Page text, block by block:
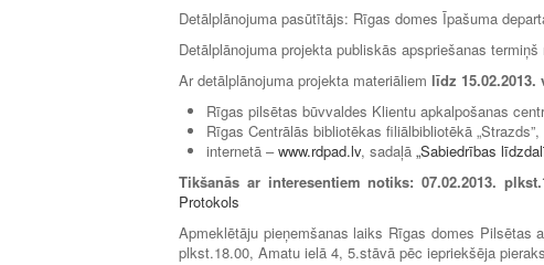
Detālplānojuma pasūtītājs: Rīgas domes Īpašuma
Detālplānojuma projekta publiskās apspriešanas
Ar detālplānojuma projekta materiāliem līdz 15.02.2013.
Rīgas pilsētas būvvaldes Klientu apkalpošanas
Rīgas Centrālās bibliotēkas filiālbibliotēkā
internetā –www.rdpad.lv, sadaļā „Sabiedrības
Tikšanās ar interesentiem notiks: 07.02.2013.
Protokols
Apmeklētāju pieņemšanas laiks Rīgas domes Pilsētas
plkst.18.00, Amatu ielā 4, 5.stāvā pēc iepriekšēja